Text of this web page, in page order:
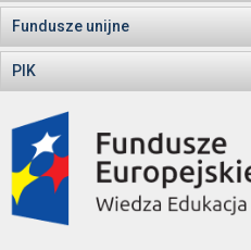
Fundusze unijne
PIK